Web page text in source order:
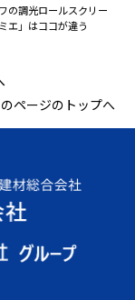
の調光ロールスクリー
エ」はココが違う
ページのトップへ